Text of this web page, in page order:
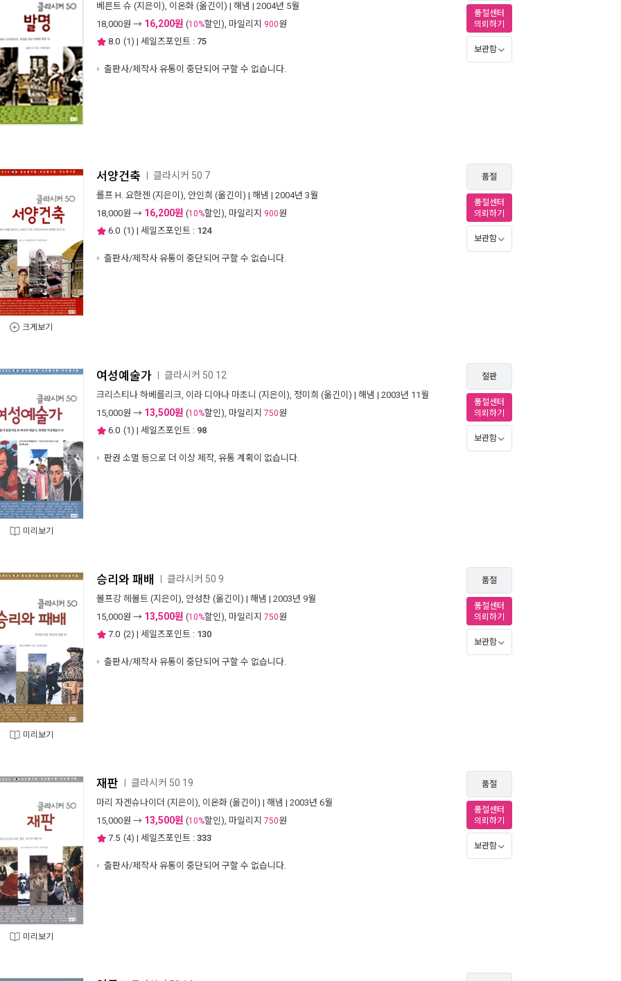
베른트 슈 (지은이), 이온화 (옮긴이) | 해냄 | 2004년 5월
18,000원 → 16,200원 (10%할인), 마일리지 900원
8.0 (1) | 세일즈포인트 : 75
출판사/제작사 유통이 중단되어 구할 수 없습니다.
품절센터
의뢰하기
보관함
크게보기
서양건축 클라시커 50 7
롤프 H. 요한젠 (지은이), 안인희 (옮긴이) | 해냄 | 2004년 3월
18,000원 → 16,200원 (10%할인), 마일리지 900원
6.0 (1) | 세일즈포인트 : 124
출판사/제작사 유통이 중단되어 구할 수 없습니다.
품절
품절센터
의뢰하기
보관함
미리보기
여성예술가 클라시커 50 12
크리스티나 하베를리크, 이라 디아나 마초니 (지은이), 정미희 (옮긴이) | 해냄 | 2003년 11월
15,000원 → 13,500원 (10%할인), 마일리지 750원
6.0 (1) | 세일즈포인트 : 98
판권 소멸 등으로 더 이상 제작, 유통 계획이 없습니다.
절판
품절센터
의뢰하기
보관함
미리보기
승리와 패배 클라시커 50 9
볼프강 헤볼트 (지은이), 안성찬 (옮긴이) | 해냄 | 2003년 9월
15,000원 → 13,500원 (10%할인), 마일리지 750원
7.0 (2) | 세일즈포인트 : 130
출판사/제작사 유통이 중단되어 구할 수 없습니다.
품절
품절센터
의뢰하기
보관함
미리보기
재판 클라시커 50 19
마리 자겐슈나이더 (지은이), 이온화 (옮긴이) | 해냄 | 2003년 6월
15,000원 → 13,500원 (10%할인), 마일리지 750원
7.5 (4) | 세일즈포인트 : 333
출판사/제작사 유통이 중단되어 구할 수 없습니다.
품절
품절센터
의뢰하기
보관함